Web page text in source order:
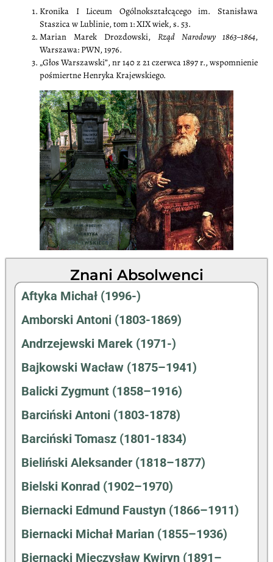
Kronika I Liceum Ogólnokształcącego im. Stanisława
Staszica w Lublinie, tom 1: XIX wiek, s. 53.
Marian Marek Drozdowski, Rząd Narodowy 1863–1864,
Warszawa: PWN, 1976.
„Głos Warszawski”, nr 140 z 21 czerwca 1897 r., wspomnienie
pośmiertne Henryka Krajewskiego.
Znani Absolwenci
Aftyka Michał (1996-)
Amborski Antoni (1803-1869)
Andrzejewski Marek (1971-)
Bajkowski Wacław (1875–1941)
Balicki Zygmunt (1858–1916)
Barciński Antoni (1803-1878)
Barciński Tomasz (1801-1834)
Bieliński Aleksander (1818–1877)
Bielski Konrad (1902–1970)
Biernacki Edmund Faustyn (1866–1911)
Biernacki Michał Marian (1855–1936)
Biernacki Mieczysław Kwiryn (1891–